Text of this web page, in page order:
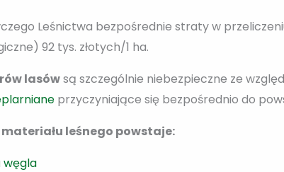
Leśnictwa bezpośrednie straty w
92 tys. złotych/1 ha.
lasówsą szczególnie niebezpieczne ze
przyczyniające się bezpośrednio do
leśnego powstaje:
węgla